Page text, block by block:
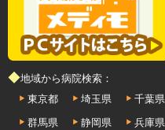
◆地域から病院検索：
東京都
埼玉県 千葉県
群馬県
静岡県 兵庫県